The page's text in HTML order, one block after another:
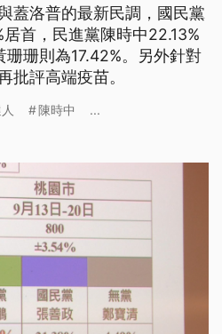
蓋洛普的最新民調，國民黨
首，民進黨陳時中22.13%
珊則為17.42%。另外針對
批評高端疫苗。
陳時中 ...